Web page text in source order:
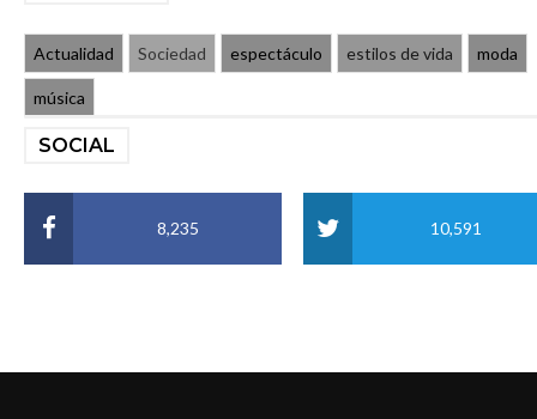
Actualidad Sociedad espectáculo estilos de vida moda
música
SOCIAL
8,235 10,591